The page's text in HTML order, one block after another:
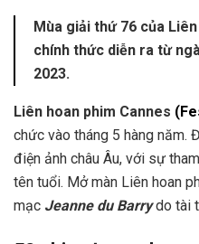
Mùa giải thứ 76 của
chính thức diễn ra từ
2023.
Liên hoan phim Cannes
chức vào tháng 5 hàng năm.
điện ảnh châu Âu, với sự
tên tuổi. Mở màn Liên hoan
mạc Jeanne du Barrydo tài